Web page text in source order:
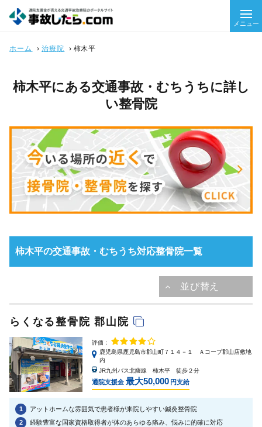
メニュー
ホーム › 治療院 › 柿木平
柿木平にある交通事故・むちうちに詳し
い整骨院
柿木平の交通事故・むちうち対応整骨院一覧
らくなる整骨院 郡山院
評価：
鹿児島県鹿児島市郡山町７１４－１ Ａコープ郡山店敷地
内
JR九州バス北薩線 柿木平 徒歩２分
通院支援金 最大50,000 円支給
1
アットホームな雰囲気で患者様が来院しやすい鍼灸整骨院
2
経験豊富な国家資格取得者が体のあらゆる痛み、悩みに的確に対応